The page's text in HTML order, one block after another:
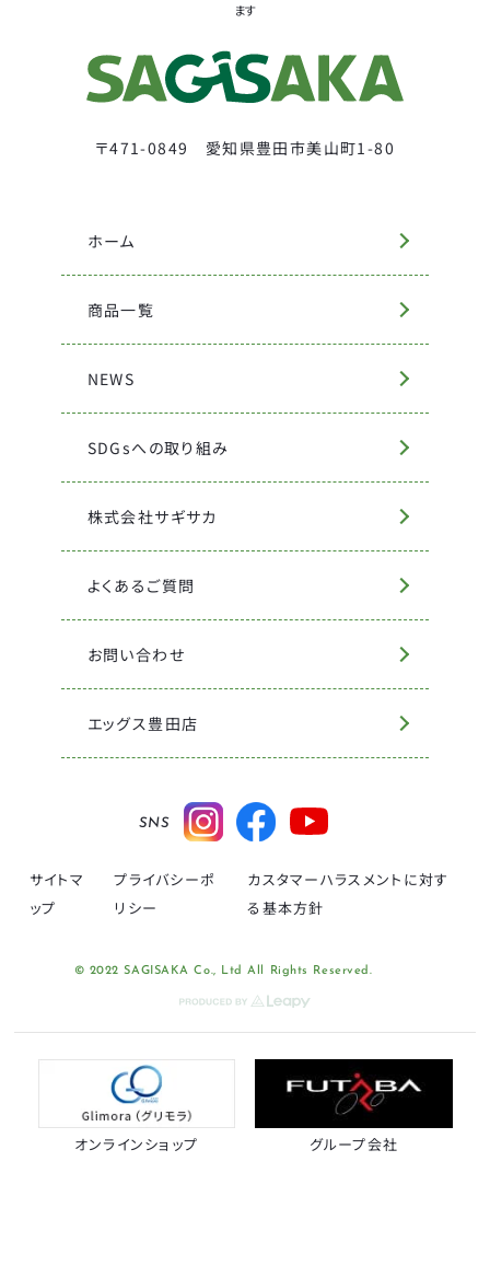
ます
〒471-0849 愛知県豊田市美山町1-80
ホーム
商品一覧
NEWS
SDGsへの取り組み
株式会社サギサカ
よくあるご質問
お問い合わせ
エッグス豊田店
SNS
サイトマ
ップ
プライバシーポ
リシー
カスタマーハラスメントに対す
る基本方針
© 2022 SAGISAKA Co., Ltd All Rights Reserved.
オンラインショップ グループ会社